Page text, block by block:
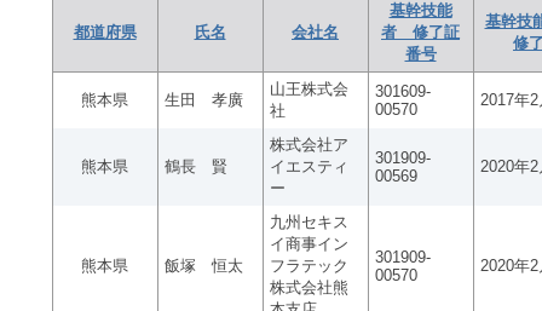
都道府県 氏名 会社名
基幹技能
者 修了証
番号
基幹技
修
熊本県 生田 孝廣
山王株式会
社
301609-
00570
2017年2
熊本県 鶴長 賢
株式会社ア
イエスティ
ー
301909-
00569
2020年2
熊本県 飯塚 恒太
九州セキス
イ商事イン
フラテック
株式会社熊
301909-
00570
2020年2